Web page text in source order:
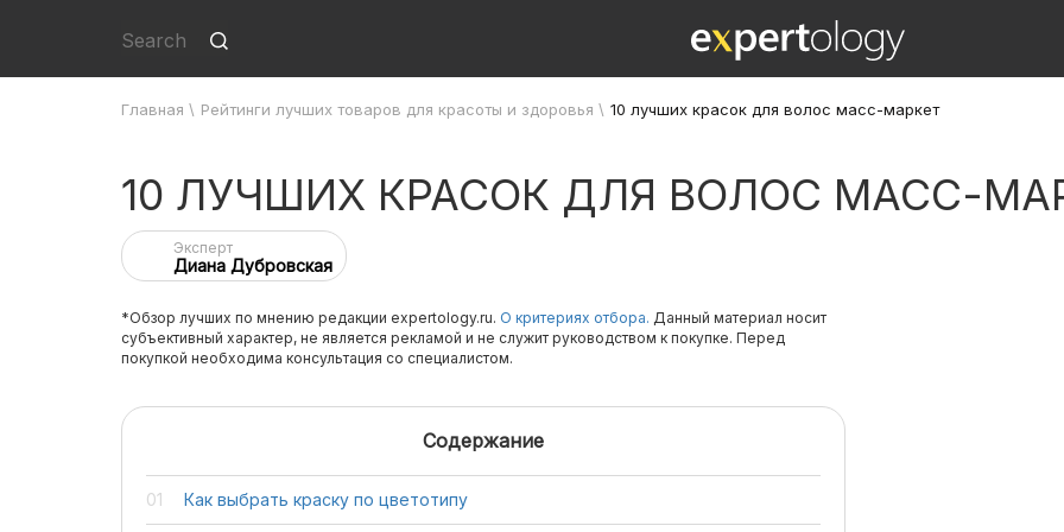
Главная \ Рейтинги лучших товаров для красоты и здоровья \ 10 лучших красок для волос масс-маркет
10 ЛУЧШИХ КРАСОК ДЛЯ ВОЛОС МАСС-
Эксперт
Диана Дубровская
*Обзор лучших по мнению редакции expertology.ru. О критериях отбора. Данный материал носит
субъективный характер, не является рекламой и не служит руководством к покупке. Перед
покупкой необходима консультация со специалистом.
Содержание
Как выбрать краску по цветотипу